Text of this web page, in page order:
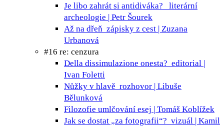
Je libo zahrát si antidiváka?
literární
archeologie | Petr Šourek
Až na dřeň zápisky z cest | Zuzana
Urbanová
#16 re: cenzura
Della dissimulazione onesta? editorial |
Ivan Foletti
Nůžky v hlavě rozhovor | Libuše
Bělunková
Filozofie umlčování esej | Tomáš Koblížek
Jak se dostat „za fotografii“? vizuál | Kamil